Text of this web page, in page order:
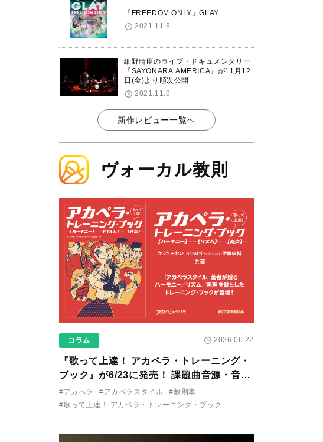
『FREEDOM ONLY』GLAY
2021.11.8
細野晴臣のライブ・ドキュメンタリー
『SAYONARA AMERICA』が11月12
日(金)より順次公開
2021.11.8
新作レビュー一覧へ
ヴォーカル教則
コラム 2026.06.22
『歌って上達！ アカペラ・トレーニング・
ブック』が6/23に発売！ 課題曲音源・音取
り用アプリを公開。
#アカペラ #アカペラスタイル
#教則本
#歌って上達！ アカペラ・トレーニング・ブック